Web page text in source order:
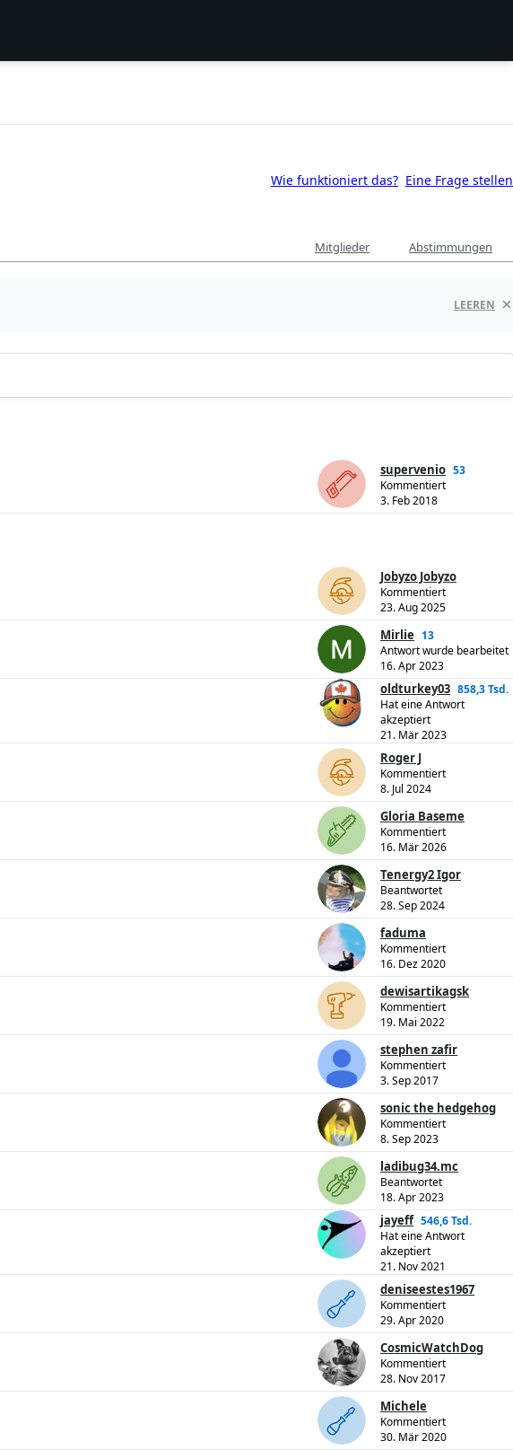
Wie funktioniert das? Eine Frage stellen
Mitglieder Abstimmungen
LEEREN
supervenio 53
Kommentiert
3. Feb 2018
Jobyzo Jobyzo
Kommentiert
23. Aug 2025
Mirlie 13
Antwort wurde bearbeitet
16. Apr 2023
oldturkey03 858,3 Tsd.
Hat eine Antwort
akzeptiert
21. Mär 2023
Roger J
Kommentiert
8. Jul 2024
Gloria Baseme
Kommentiert
16. Mär 2026
Tenergy2 Igor
Beantwortet
28. Sep 2024
faduma
Kommentiert
16. Dez 2020
dewisartikagsk
Kommentiert
19. Mai 2022
stephen zafir
Kommentiert
3. Sep 2017
sonic the hedgehog
Kommentiert
8. Sep 2023
ladibug34.mc
Beantwortet
18. Apr 2023
jayeff 546,6 Tsd.
Hat eine Antwort
akzeptiert
21. Nov 2021
deniseestes1967
Kommentiert
29. Apr 2020
CosmicWatchDog
Kommentiert
28. Nov 2017
Michele
Kommentiert
30. Mär 2020